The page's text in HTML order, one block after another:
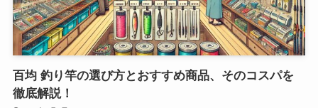
百均 釣り竿の選び方とおすすめ商品、そのコスパを
徹底解説！